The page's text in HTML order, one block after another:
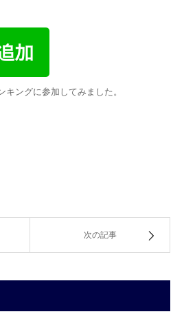
ングに参加してみました。
次の記事